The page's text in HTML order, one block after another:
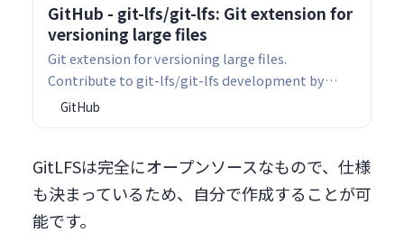
GitHub - git-lfs/git-lfs: Git extension for
versioning large files
Git extension for versioning large files.
Contribute to git-lfs/git-lfs development by
creating an account on GitHub.
GitHub
GitLFSは完全にオープンソースなもので、仕様
も決まっているため、自分で作成することが可
能です。